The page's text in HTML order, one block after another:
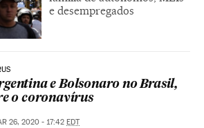
e desempregados
e Bolsonaro no Brasil,
o coronavírus
26, 2020 - 17:42 EDT